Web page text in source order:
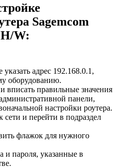
Sagemcom
W:
адрес 192.168.0.1,
оборудованию.
вписать правильные значения
панели,
настройки роутера.
сети и перейти в подраздел
флажок для нужного
и пароля, указанные в